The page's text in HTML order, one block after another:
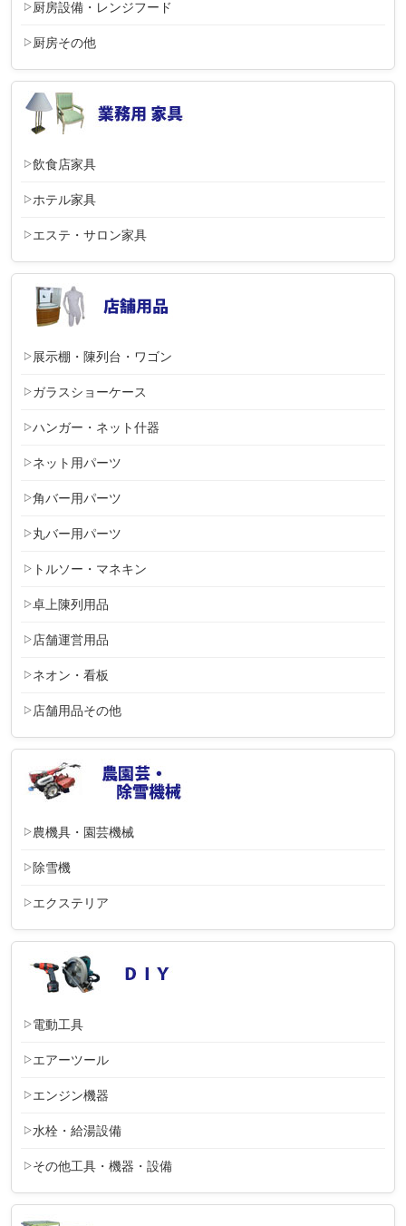
厨房設備・レンジフード
厨房その他
飲食店家具
ホテル家具
エステ・サロン家具
展示棚・陳列台・ワゴン
ガラスショーケース
ハンガー・ネット什器
ネット用パーツ
角バー用パーツ
丸バー用パーツ
トルソー・マネキン
卓上陳列用品
店舗運営用品
ネオン・看板
店舗用品その他
農機具・園芸機械
除雪機
エクステリア
電動工具
エアーツール
エンジン機器
水栓・給湯設備
その他工具・機器・設備